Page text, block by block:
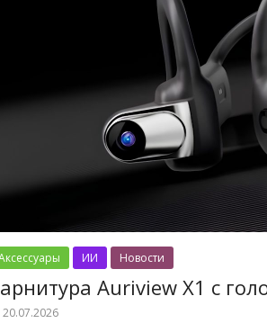
ИИ Новости
Auriview X1 с
20.07.2026